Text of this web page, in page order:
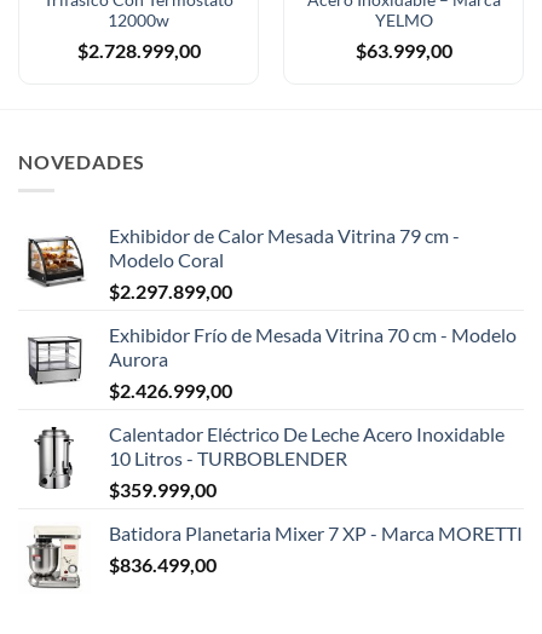
12000w
$2.728.999,00
YELMO
$63.999,00
NOVEDADES
Exhibidor de Calor Mesada Vitrina 79 cm -
Modelo Coral
$2.297.899,00
Exhibidor Frío de Mesada Vitrina 70 cm - Modelo
Aurora
$2.426.999,00
Calentador Eléctrico De Leche Acero Inoxidable
10 Litros - TURBOBLENDER
$359.999,00
Batidora Planetaria Mixer 7 XP - Marca MORETTI
$836.499,00